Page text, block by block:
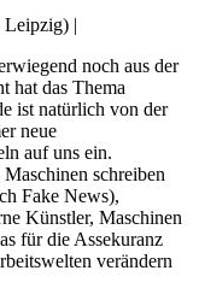
Leipzig) |
noch aus der
hat das Thema
ist natürlich von der
neue
auf uns ein.
schreiben
Fake News),
Künstler, Maschinen
für die Assekuranz
verändern